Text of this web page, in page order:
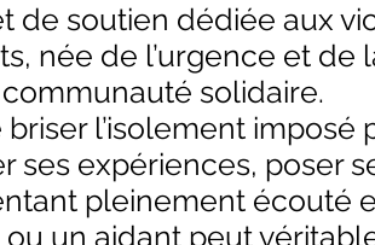
de soutien dédiée aux
née de l’urgence et de
solidaire.
l’isolement imposé
ses expériences, poser
pleinement écouté
ou un aidant peut